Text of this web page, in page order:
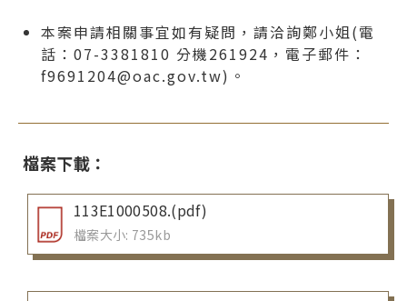
本案申請相關事宜如有疑問，請洽詢鄭小姐(電
話：07-3381810 分機261924，電子郵件：
f9691204@oac.gov.tw)。
檔案下載：
113E1000508.(pdf)
檔案大小: 735kb